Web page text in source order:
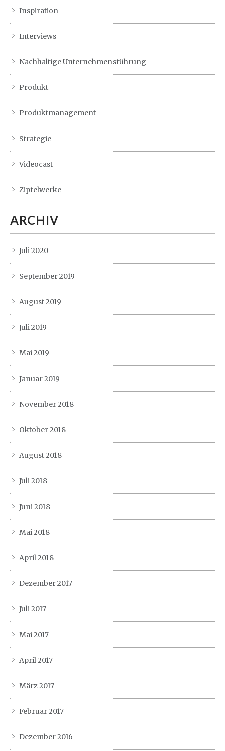
Inspiration
Interviews
Nachhaltige Unternehmensführung
Produkt
Produktmanagement
Strategie
Videocast
Zipfelwerke
ARCHIV
Juli 2020
September 2019
August 2019
Juli 2019
Mai 2019
Januar 2019
November 2018
Oktober 2018
August 2018
Juli 2018
Juni 2018
Mai 2018
April 2018
Dezember 2017
Juli 2017
Mai 2017
April 2017
März 2017
Februar 2017
Dezember 2016